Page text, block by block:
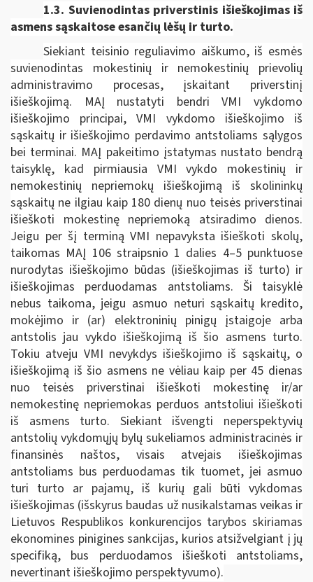
1.3. Suvienodintas priverstinis išieškojimas iš
asmens sąskaitose esančių lėšų ir turto.
Siekiant teisinio reguliavimo aiškumo, iš esmės
suvienodintas mokestinių ir nemokestinių prievolių
administravimo procesas, įskaitant priverstinį
išieškojimą. MAĮ nustatyti bendri VMI vykdomo
išieškojimo principai, VMI vykdomo išieškojimo iš
sąskaitų ir išieškojimo perdavimo antstoliams sąlygos
bei terminai. MAĮ pakeitimo įstatymas nustato bendrą
taisyklę, kad pirmiausia VMI vykdo mokestinių ir
nemokestinių nepriemokų išieškojimą iš skolininkų
sąskaitų ne ilgiau kaip 180 dienų nuo teisės priverstinai
išieškoti mokestinę nepriemoką atsiradimo dienos.
Jeigu per šį terminą VMI nepavyksta išieškoti skolų,
taikomas MAĮ 106 straipsnio 1 dalies 4–5 punktuose
nurodytas išieškojimo būdas (išieškojimas iš turto) ir
išieškojimas perduodamas antstoliams. Ši taisyklė
nebus taikoma, jeigu asmuo neturi sąskaitų kredito,
mokėjimo ir (ar) elektroninių pinigų įstaigoje arba
antstolis jau vykdo išieškojimą iš šio asmens turto.
Tokiu atveju VMI nevykdys išieškojimo iš sąskaitų, o
išieškojimą iš šio asmens ne vėliau kaip per 45 dienas
nuo teisės priverstinai išieškoti mokestinę ir/ar
nemokestinę nepriemokas perduos antstoliui išieškoti
iš asmens turto. Siekiant išvengti neperspektyvių
antstolių vykdomųjų bylų sukeliamos administracinės ir
finansinės naštos, visais atvejais išieškojimas
antstoliams bus perduodamas tik tuomet, jei asmuo
turi turto ar pajamų, iš kurių gali būti vykdomas
išieškojimas (išskyrus baudas už nusikalstamas veikas ir
Lietuvos Respublikos konkurencijos tarybos skiriamas
ekonomines pinigines sankcijas, kurios atsižvelgiant į jų
specifiką, bus perduodamos išieškoti antstoliams,
nevertinant išieškojimo perspektyvumo).